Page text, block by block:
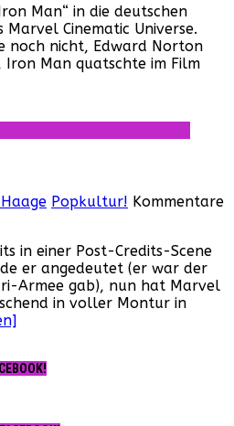
Man“ in die deutschen
Marvel Cinematic Universe.
noch nicht, Edward Norton
Iron Man quatschte im Film
Popkultur! Kommentare
in einer Post-Credits-Scene
er angedeutet (er war der
Armee gab), nun hat Marvel
in voller Montur in